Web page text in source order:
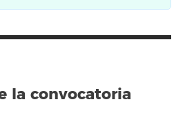
la convocatoria